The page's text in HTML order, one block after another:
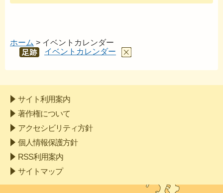
ホーム > イベントカレンダー
あし
イベントカレンダー
サイト利用案内
著作権について
アクセシビリティ方針
個人情報保護方針
RSS利用案内
サイトマップ